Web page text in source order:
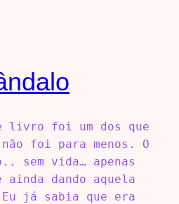
livro foi um dos que
não foi para menos. O
sem vida… apenas
ainda dando aquela
já sabia que era